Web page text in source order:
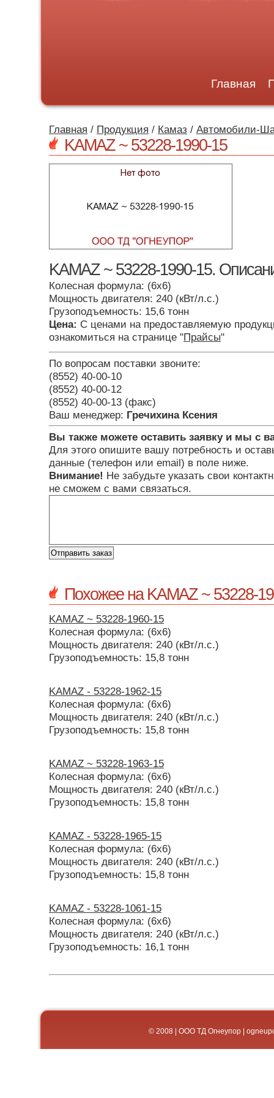
Главная
Главная / Продукция / Камаз / Автомобили-
KAMAZ ~ 53228-1990-15
KAMAZ ~ 53228-1990-15.
Колесная формула: (6х6)
Мощность двигателя: 240 (кВт/л.с.)
Грузоподъемность: 15,6 тонн
Цена: С ценами на предоставляемую
ознакомиться на странице "Прайсы"
По вопросам поставки звоните:
(8552) 40-00-10
(8552) 40-00-12
(8552) 40-00-13 (факс)
Ваш менеджер: Гречихина Ксения
Вы также можете оставить заявку и мы с
Для этого опишите вашу потребность и
данные (телефон или email) в поле ниже.
Внимание! Не забудьте указать свои
не сможем с вами связаться.
Похожее на KAMAZ ~ 53228-
KAMAZ ~ 53228-1960-15
Колесная формула: (6х6)
Мощность двигателя: 240 (кВт/л.с.)
Грузоподъемность: 15,8 тонн
KAMAZ - 53228-1962-15
Колесная формула: (6х6)
Мощность двигателя: 240 (кВт/л.с.)
Грузоподъемность: 15,8 тонн
KAMAZ ~ 53228-1963-15
Колесная формула: (6х6)
Мощность двигателя: 240 (кВт/л.с.)
Грузоподъемность: 15,8 тонн
KAMAZ - 53228-1965-15
Колесная формула: (6х6)
Мощность двигателя: 240 (кВт/л.с.)
Грузоподъемность: 15,8 тонн
KAMAZ - 53228-1061-15
Колесная формула: (6х6)
Мощность двигателя: 240 (кВт/л.с.)
Грузоподъемность: 16,1 тонн
© 2008 | ООО ТД Огнеупор |